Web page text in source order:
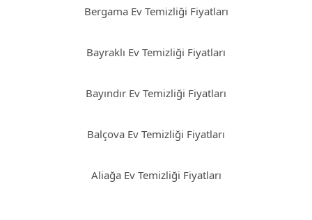
Bergama Ev Temizliği Fiyatları
Bayraklı Ev Temizliği Fiyatları
Bayındır Ev Temizliği Fiyatları
Balçova Ev Temizliği Fiyatları
Aliağa Ev Temizliği Fiyatları